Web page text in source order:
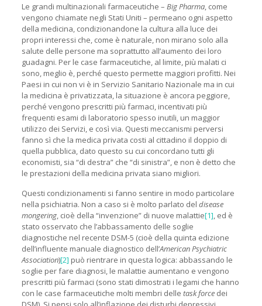
Le grandi multinazionali farmaceutiche – Big Pharma, come
vengono chiamate negli Stati Uniti – permeano ogni aspetto
della medicina, condizionandone la cultura alla luce dei
propri interessi che, come è naturale, non mirano solo alla
salute delle persone ma soprattutto all’aumento dei loro
guadagni. Per le case farmaceutiche, al limite, più malati ci
sono, meglio è, perché questo permette maggiori profitti. Nei
Paesi in cui non vi è in Servizio Sanitario Nazionale ma in cui
la medicina è privatizzata, la situazione è ancora peggiore,
perché vengono prescritti più farmaci, incentivati più
frequenti esami di laboratorio spesso inutili, un maggior
utilizzo dei Servizi, e così via. Questi meccanismi perversi
fanno sì che la medica privata costi al cittadino il doppio di
quella pubblica, dato questo su cui concordano tutti gli
economisti, sia “di destra” che “di sinistra”, e non è detto che
le prestazioni della medicina privata siano migliori.
Questi condizionamenti si fanno sentire in modo particolare
nella psichiatria. Non a caso si è molto parlato del disease
mongering, cioè della “invenzione” di nuove malattie[1], ed è
stato osservato che l’abbassamento delle soglie
diagnostiche nel recente DSM-5 (cioè della quinta edizione
dell’influente manuale diagnostico dell’American Psychiatric
Association)[2] può rientrare in questa logica: abbassando le
soglie per fare diagnosi, le malattie aumentano e vengono
prescritti più farmaci (sono stati dimostrati i legami che hanno
con le case farmaceutiche molti membri delle task forcedei